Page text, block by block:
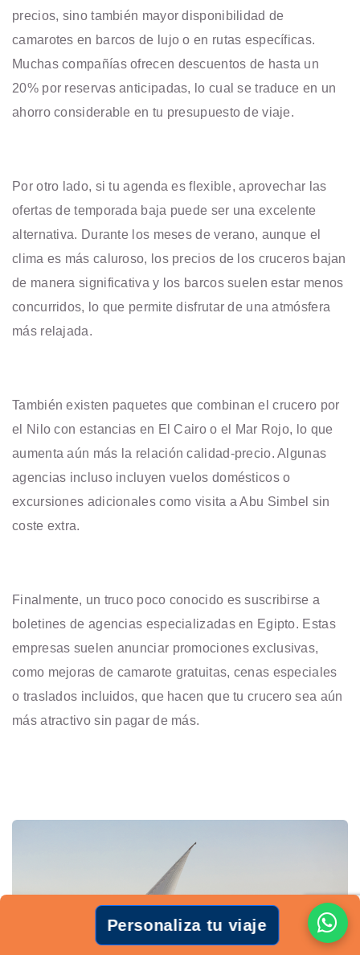
precios, sino también mayor disponibilidad de
camarotes en barcos de lujo o en rutas específicas.
Muchas compañías ofrecen descuentos de hasta un
20% por reservas anticipadas, lo cual se traduce en un
ahorro considerable en tu presupuesto de viaje.
Por otro lado, si tu agenda es flexible, aprovechar las
ofertas de temporada baja puede ser una excelente
alternativa. Durante los meses de verano, aunque el
clima es más caluroso, los precios de los cruceros bajan
de manera significativa y los barcos suelen estar menos
concurridos, lo que permite disfrutar de una atmósfera
más relajada.
También existen paquetes que combinan el crucero por
el Nilo con estancias en El Cairo o el Mar Rojo, lo que
aumenta aún más la relación calidad-precio. Algunas
agencias incluso incluyen vuelos domésticos o
excursiones adicionales como visita a Abu Simbel sin
coste extra.
Finalmente, un truco poco conocido es suscribirse a
boletines de agencias especializadas en Egipto. Estas
empresas suelen anunciar promociones exclusivas,
como mejoras de camarote gratuitas, cenas especiales
o traslados incluidos, que hacen que tu crucero sea aún
más atractivo sin pagar de más.
Personaliza tu viaje